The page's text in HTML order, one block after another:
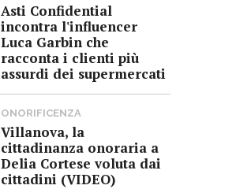
Asti Confidential
incontra l'influencer
Luca Garbin che
racconta i clienti più
assurdi dei supermercati
ONORIFICENZA
Villanova, la
cittadinanza onoraria a
Delia Cortese voluta dai
cittadini (VIDEO)